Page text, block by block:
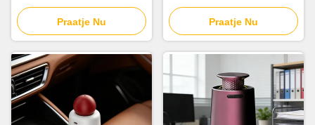
Batterij Drie Atomisatiemodi
Praatje Nu
nanometer grootte
aromatische moleculen
Praatje Nu